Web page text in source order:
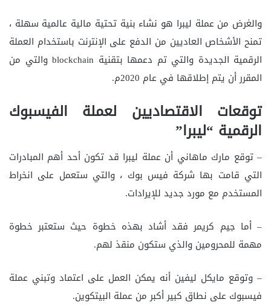
والغرض من عملة ليبرا هو نشاء بنية تحتية مالية عالمية سهلة ،
تمنح الأشخاص العاديين من الدفع على الإنترنت باستخدام العملة
الرقمية الجديدة والتي تم دعمها بتقنية blockchain والتي من
المقرر أن يتم إطلاقها في عام 2020م.
توقعات الاقتصاديين لعملة الفيسبوك
الرقمية “ليبرا”
– توقع مارك ماهاني أن عملة ليبرا قد تكون أحد أهم المبادرات
التي قامت بها شركة فيس بوك ، والتي ستعمل على انخراط
المستخدم مع مورد جديد للإيرادات.
– أما جيم كريمر فقد أشاد بهذه خطوة حيث ستعتبر خطوة
مهمة للمحرومين والذي ستكون منقذ لهم.
– وتوقع مايكل ليفين أنه يمكن العمل على اعتماد وتبني عملة
فيسبوك على نطاق كبير أكبر من عملة البيتكوين.